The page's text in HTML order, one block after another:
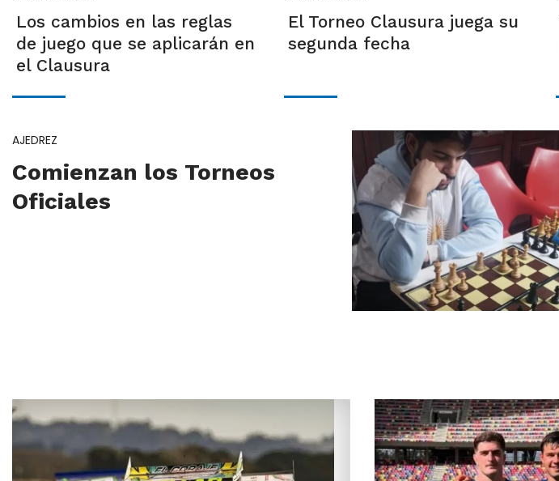
Los cambios en las reglas
de juego que se aplicarán en
el Clausura
El Torneo Clausura juega su
segunda fecha
AJEDREZ
Comienzan los Torneos
Oficiales